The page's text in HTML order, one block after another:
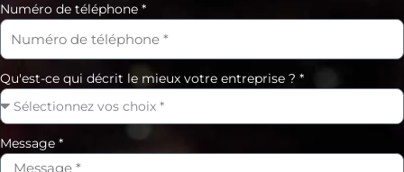
Numéro de téléphone *
Qu'est-ce qui décrit le mieux votre entreprise ? *
Message *